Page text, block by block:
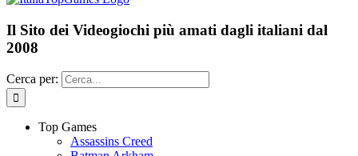
Il Sito dei Videogiochi più amati dagli italiani dal
2008
Cerca per:
Top Games
Assassins Creed